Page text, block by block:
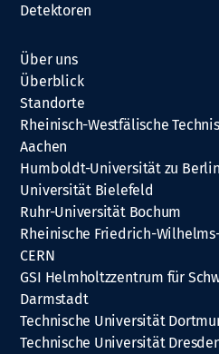
Detektoren
Über uns
Überblick
Standorte
Rheinisch-Westfälische
Aachen
Humboldt-Universität zu Berlin
Universität Bielefeld
Ruhr-Universität Bochum
Rheinische Friedrich-
CERN
GSI Helmholtzzentrum für
Darmstadt
Technische Universität
Technische Universität